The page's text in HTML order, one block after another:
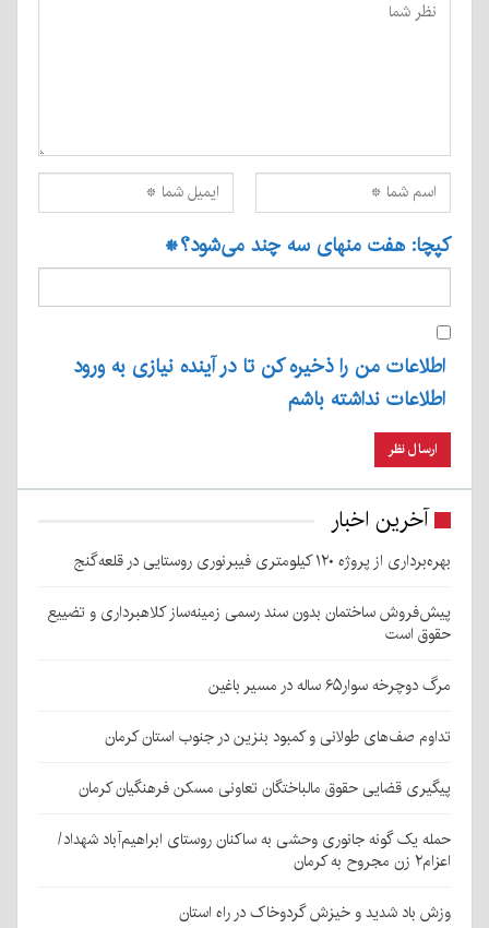
کپچا: هفت منهای سه چند می‌شود؟*
اطلاعات من را ذخیره کن تا در آینده نیازی به ورود
اطلاعات نداشته باشم
آخرین اخبار
بهره‌برداری از پروژه ۱۲۰ کیلومتری فیبرنوری روستایی در قلعه‌گنج
پیش‌فروش ساختمان بدون سند رسمی زمینه‌ساز کلاهبرداری و تضییع
حقوق است
مرگ دوچرخه سوار۶۵ ساله در مسیر باغین
تداوم صف‌های طولانی و کمبود بنزین در جنوب استان کرمان
پیگیری قضایی حقوق مالباختگان تعاونی مسکن فرهنگیان کرمان
حمله یک گونه جانوری وحشی به ساکنان روستای ابراهیم‌آباد شهداد/
اعزام۲ زن مجروح به کرمان
وزش باد شدید و خیزش گردوخاک در راه استان